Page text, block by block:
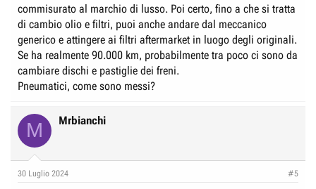
commisurato al marchio di lusso. Poi certo, fino a che si tratta
di cambio olio e filtri, puoi anche andare dal meccanico
generico e attingere ai filtri aftermarket in luogo degli originali.
Se ha realmente 90.000 km, probabilmente tra poco ci sono da
cambiare dischi e pastiglie dei freni.
Pneumatici, come sono messi?
M Mrbianchi
30 Luglio 2024 #5